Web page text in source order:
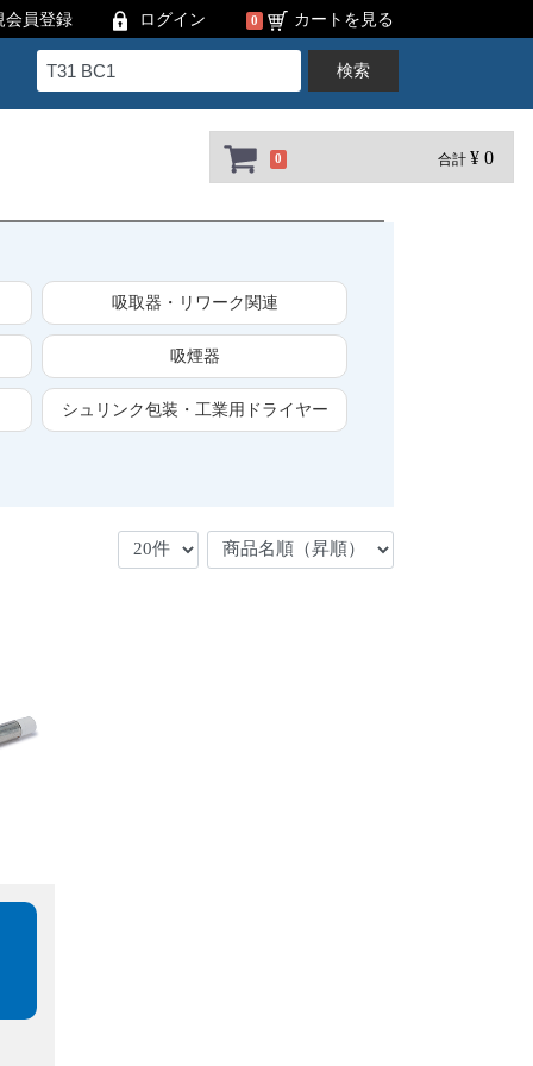
0 合計 ¥ 0
会員登録 ログイン 0 カートを見る
検索
吸取器・リワーク関連
吸煙器
シュリンク包装・工業用ドライヤー